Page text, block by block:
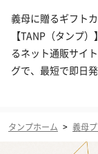
義母に贈るギフト
【TANP（タンプ
るネット通販サイ
グで、最短で即日
タンプホーム > 義母